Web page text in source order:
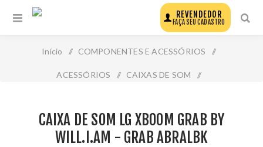
REVENDEDOR
FAÇA SEU CADASTRO
Início / COMPONENTES E ACESSÓRIOS /
ACESSÓRIOS / CAIXAS DE SOM /
CAIXA DE SOM LG XBOOM GRAB BY
WILL.I.AM - GRAB ABRALBK